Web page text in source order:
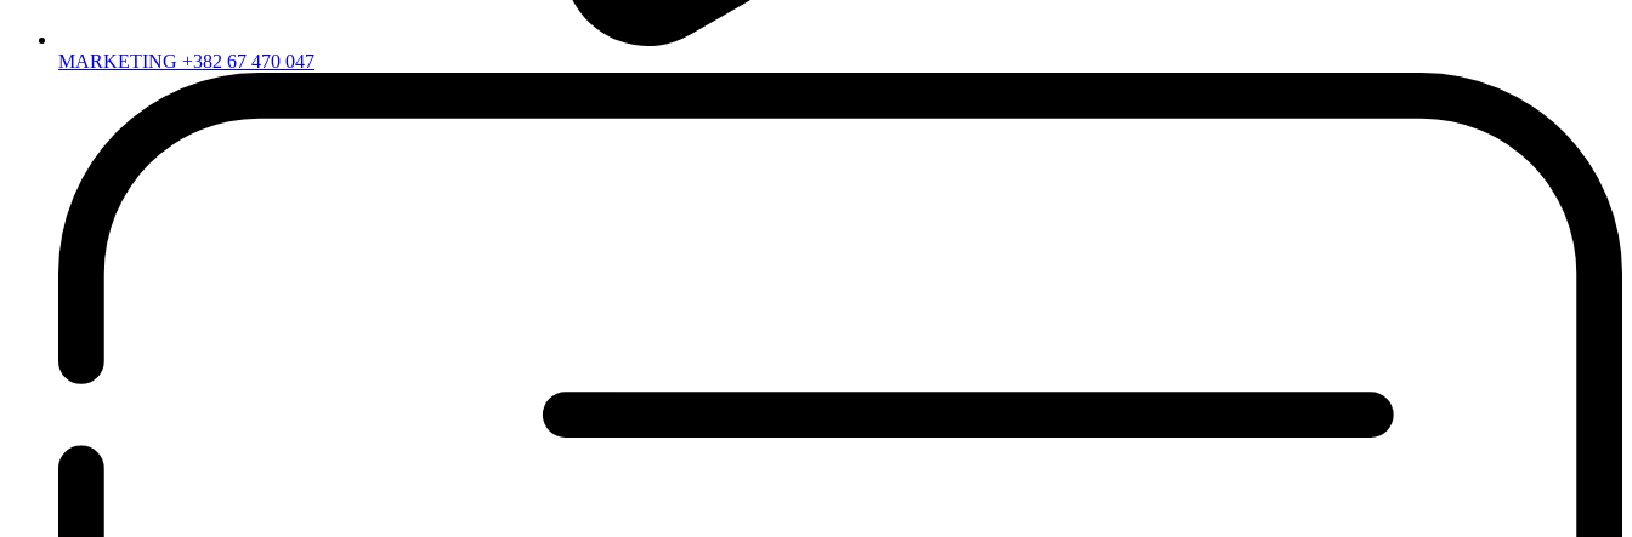
MARKETING +382 67 470 047